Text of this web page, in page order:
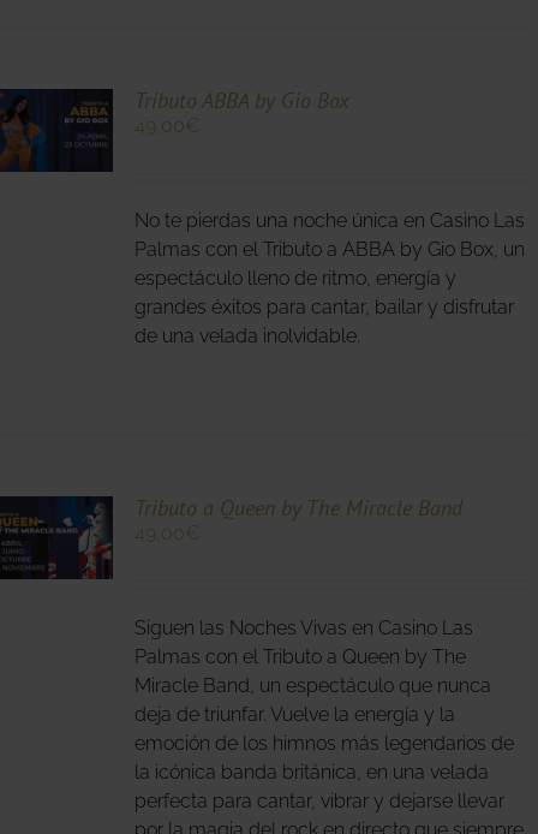
Tributo ABBA by Gio Box
49,00€
No te pierdas una noche única en Casino Las
Palmas con el Tributo a ABBA by Gio Box, un
espectáculo lleno de ritmo, energía y
grandes éxitos para cantar, bailar y disfrutar
de una velada inolvidable.
Tributo a Queen by The Miracle Band
49,00€
Siguen las Noches Vivas en Casino Las
Palmas con el Tributo a Queen by The
Miracle Band, un espectáculo que nunca
deja de triunfar. Vuelve la energía y la
emoción de los himnos más legendarios de
la icónica banda británica, en una velada
perfecta para cantar, vibrar y dejarse llevar
por la magia del rock en directo que siempre